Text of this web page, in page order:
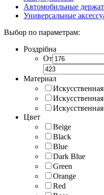
Автомобильные
Универсальные
Выбор по параметрам:
Роздрібна
От
Материал
Цвет
Beige
Black
Blue
Dark Blue
Green
Orange
Red